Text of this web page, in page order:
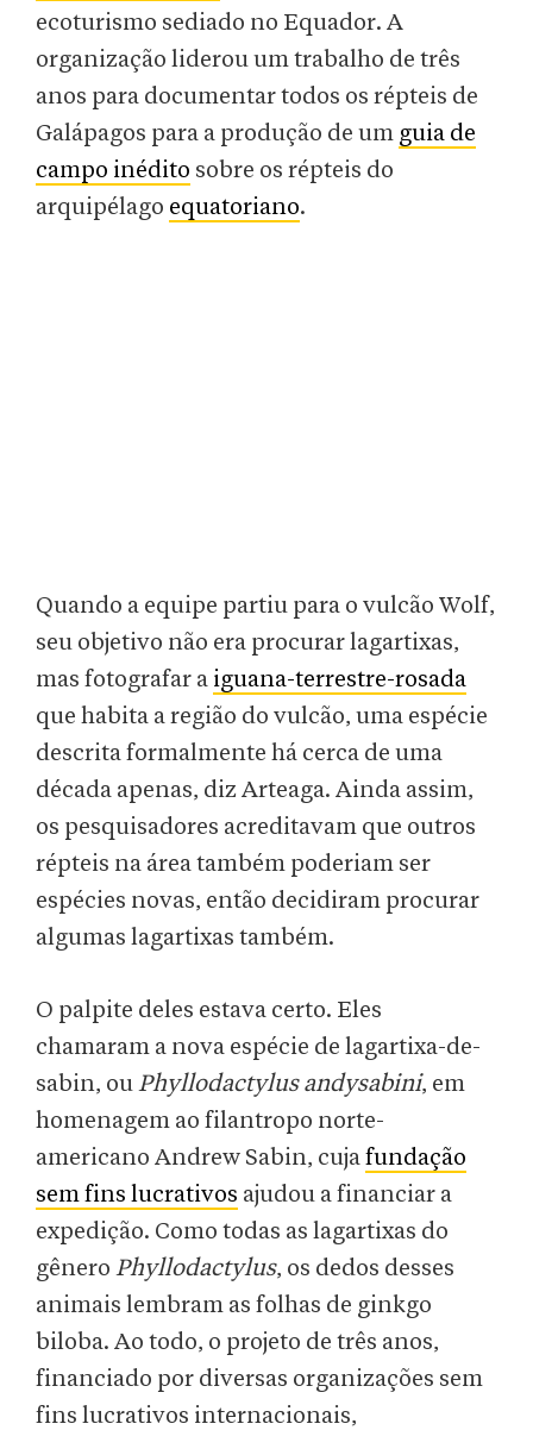
ecoturismo sediado no Equador. A
organização liderou um trabalho de três
anos para documentar todos os répteis de
Galápagos para a produção de um guia de
campo inédito sobre os répteis do
arquipélago equatoriano.
Quando a equipe partiu para o vulcão Wolf,
seu objetivo não era procurar lagartixas,
mas fotografar a iguana-terrestre-rosada
que habita a região do vulcão, uma espécie
descrita formalmente há cerca de uma
década apenas, diz Arteaga. Ainda assim,
os pesquisadores acreditavam que outros
répteis na área também poderiam ser
espécies novas, então decidiram procurar
algumas lagartixas também.
O palpite deles estava certo. Eles
chamaram a nova espécie de lagartixa-de-
sabin, ouPhyllodactylus andysabini, em
homenagem ao filantropo norte-
americano Andrew Sabin, cujafundação
sem fins lucrativos ajudou a financiar a
expedição. Como todas as lagartixas do
gênero Phyllodactylus, os dedos desses
animais lembram as folhas de ginkgo
biloba. Ao todo, o projeto de três anos,
financiado por diversas organizações sem
fins lucrativos internacionais,